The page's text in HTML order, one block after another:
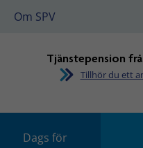
Om SPV
Tjänstepension
Tillhör du ett
Dags för